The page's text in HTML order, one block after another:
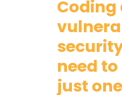
need
just